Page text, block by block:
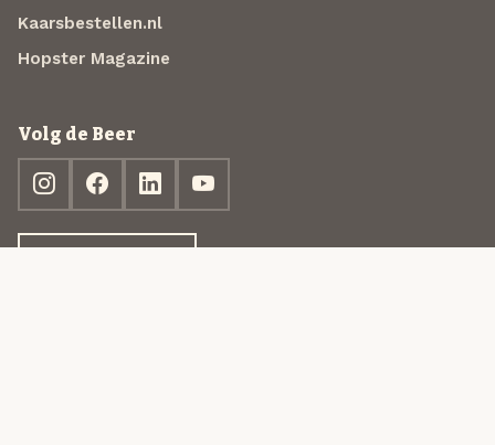
Kaarsbestellen.nl
Hopster Magazine
Volg de Beer